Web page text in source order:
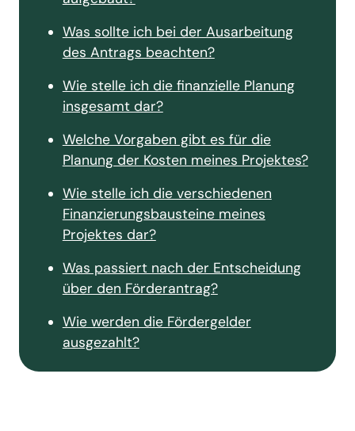
Was sollte ich bei der Ausarbeitung
des Antrags beachten?
Wie stelle ich die finanzielle Planung
insgesamt dar?
Welche Vorgaben gibt es für die
Planung der Kosten meines Projektes?
Wie stelle ich die verschiedenen
Finanzierungsbausteine meines
Projektes dar?
Was passiert nach der Entscheidung
über den Förderantrag?
Wie werden die Fördergelder
ausgezahlt?